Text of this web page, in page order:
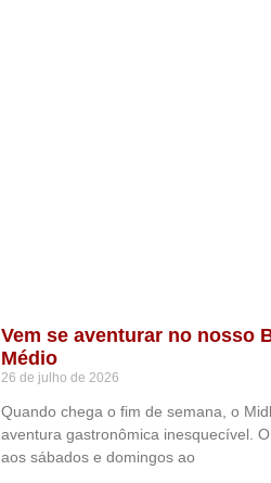
Vem se aventurar no nosso
Médio
26 de julho de 2026
Quando chega o fim de semana, o
aventura gastronômica inesquecível.
aos sábados e domingos ao